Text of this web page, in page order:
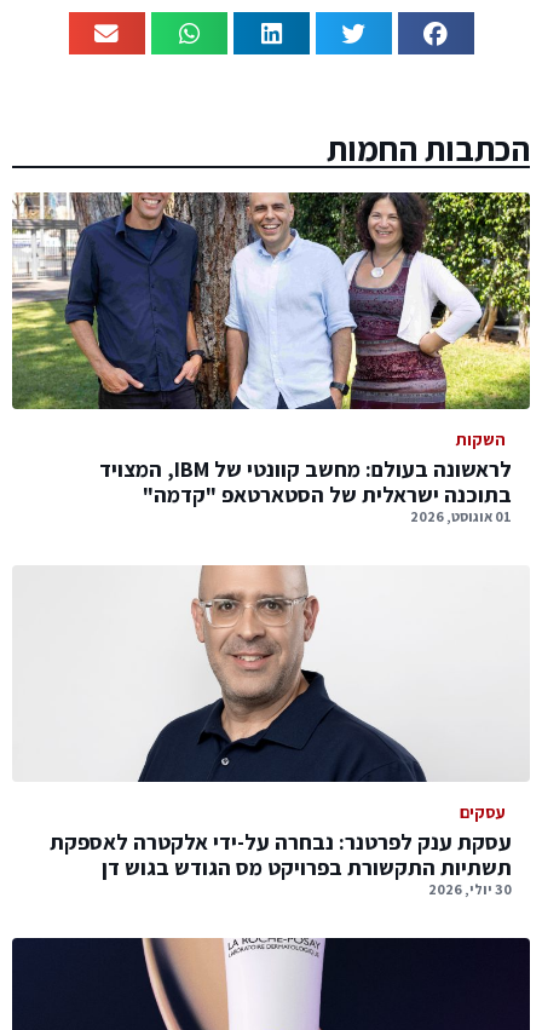
הכתבות החמות
השקות
לראשונה בעולם: מחשב קוונטי של IBM, המצויד
בתוכנה ישראלית של הסטארטאפ "קדמה"
01 אוגוסט, 2026
עסקים
עסקת ענק לפרטנר: נבחרה על-ידי אלקטרה לאספקת
תשתיות התקשורת בפרויקט מס הגודש בגוש דן
30 יולי, 2026